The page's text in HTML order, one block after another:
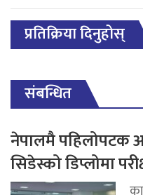
प्रतिक्रिया दिनुहोस्
संबन्धित
नेपालमै पहिलोपटक
सिडेस्को डिप्लोमा